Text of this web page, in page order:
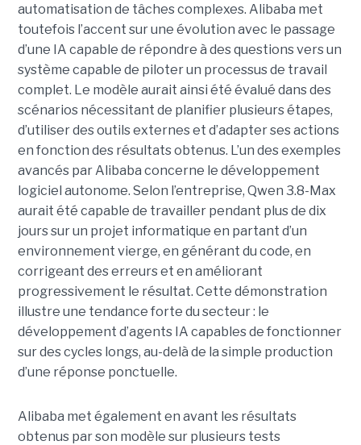
automatisation de tâches complexes. Alibaba met
toutefois l’accent sur une évolution avec le passage
d’une IA capable de répondre à des questions vers un
système capable de piloter un processus de travail
complet. Le modèle aurait ainsi été évalué dans des
scénarios nécessitant de planifier plusieurs étapes,
d’utiliser des outils externes et d’adapter ses actions
en fonction des résultats obtenus. L’un des exemples
avancés par Alibaba concerne le développement
logiciel autonome. Selon l’entreprise, Qwen 3.8-Max
aurait été capable de travailler pendant plus de dix
jours sur un projet informatique en partant d’un
environnement vierge, en générant du code, en
corrigeant des erreurs et en améliorant
progressivement le résultat. Cette démonstration
illustre une tendance forte du secteur : le
développement d’agents IA capables de fonctionner
sur des cycles longs, au-delà de la simple production
d’une réponse ponctuelle.
Alibaba met également en avant les résultats
obtenus par son modèle sur plusieurs tests